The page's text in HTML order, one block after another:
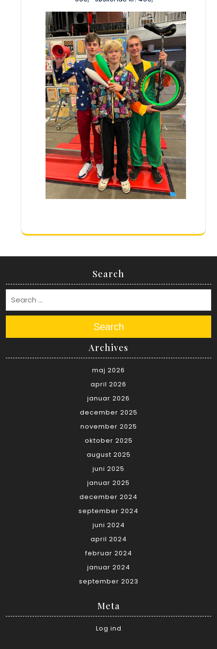
Search
Search
Archives
maj 2026
april 2026
januar 2026
december 2025
november 2025
oktober 2025
august 2025
juni 2025
januar 2025
december 2024
september 2024
juni 2024
april 2024
februar 2024
januar 2024
september 2023
Meta
Log ind